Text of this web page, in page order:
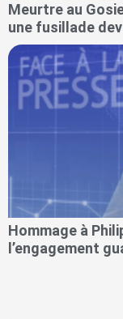
Meurtre au
une fusillade
Hommage à
l’engagement